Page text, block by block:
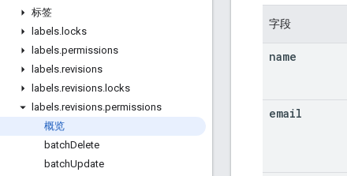
标签
labels. locks
labels.permissions
labels.revisions
labels.revisions. locks
labels.revisions.permissions
概览
batchDelete
batchUpdate
字段
name
email